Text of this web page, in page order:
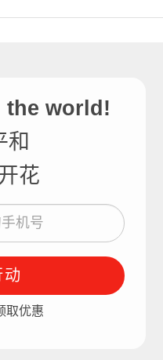
the world!
和
花
动
取优惠